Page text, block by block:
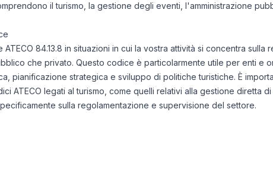
il turismo, la gestione degli eventi, l'amministrazione
84.13.8 in situazioni in cui la vostra attività si concentra sulla
che privato. Questo codice è particolarmente utile per enti e
pianificazione strategica e sviluppo di politiche turistiche. È
ATECO legati al turismo, come quelli relativi alla gestione diretta
sulla regolamentazione e supervisione del settore.